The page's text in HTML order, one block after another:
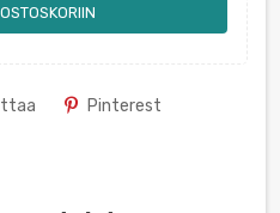
Pinterest